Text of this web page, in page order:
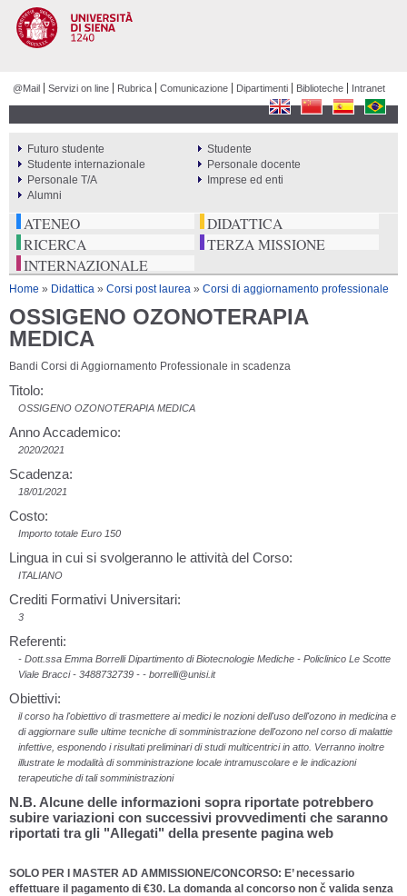
@Mail Servizi on line Rubrica Comunicazione Dipartimenti Biblioteche Intranet
ATENEO
DIDATTICA
RICERCA
TERZA MISSIONE
INTERNAZIONALE
PERCORSI
Futuro studente
Studente
Studente internazionale
Personale docente
Personale T/A
Imprese ed enti
Alumni
Tu sei qui
Home » Didattica » Corsi post laurea » Corsi di aggiornamento professionale
OSSIGENO OZONOTERAPIA
MEDICA
Bandi Corsi di Aggiornamento Professionale in scadenza
Titolo:
OSSIGENO OZONOTERAPIA MEDICA
Anno Accademico:
2020/2021
Scadenza:
18/01/2021
Costo:
Importo totale Euro 150
Lingua in cui si svolgeranno le attività del Corso:
ITALIANO
Crediti Formativi Universitari:
3
Referenti:
- Dott.ssa Emma Borrelli Dipartimento di Biotecnologie Mediche - Policlinico Le Scotte
Viale Bracci - 3488732739 - - borrelli@unisi.it
Obiettivi:
il corso ha l'obiettivo di trasmettere ai medici le nozioni dell'uso dell'ozono in medicina e
di aggiornare sulle ultime tecniche di somministrazione dell'ozono nel corso di malattie
infettive, esponendo i risultati preliminari di studi multicentrici in atto. Verranno inoltre
illustrate le modalità di somministrazione locale intramuscolare e le indicazioni
terapeutiche di tali somministrazioni
N.B. Alcune delle informazioni sopra riportate potrebbero
subire variazioni con successivi provvedimenti che saranno
riportati tra gli "Allegati" della presente pagina web
SOLO PER I MASTER AD AMMISSIONE/CONCORSO: E’ necessario
effettuare il pagamento di €30. La domanda al concorso non č valida senza